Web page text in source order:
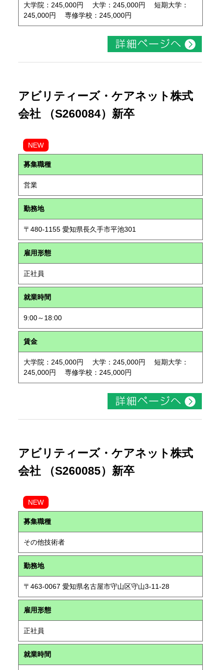
大学院：245,000円 大学：245,000円 短期大学：
245,000円 専修学校：245,000円
アビリティーズ・ケアネット株式
会社 （S260084）新卒
NEW
募集職種
営業
勤務地
〒480-1155 愛知県長久手市平池301
雇用形態
正社員
就業時間
9:00～18:00
賃金
大学院：245,000円 大学：245,000円 短期大学：
245,000円 専修学校：245,000円
アビリティーズ・ケアネット株式
会社 （S260085）新卒
NEW
募集職種
その他技術者
勤務地
〒463-0067 愛知県名古屋市守山区守山3-11-28
雇用形態
正社員
就業時間